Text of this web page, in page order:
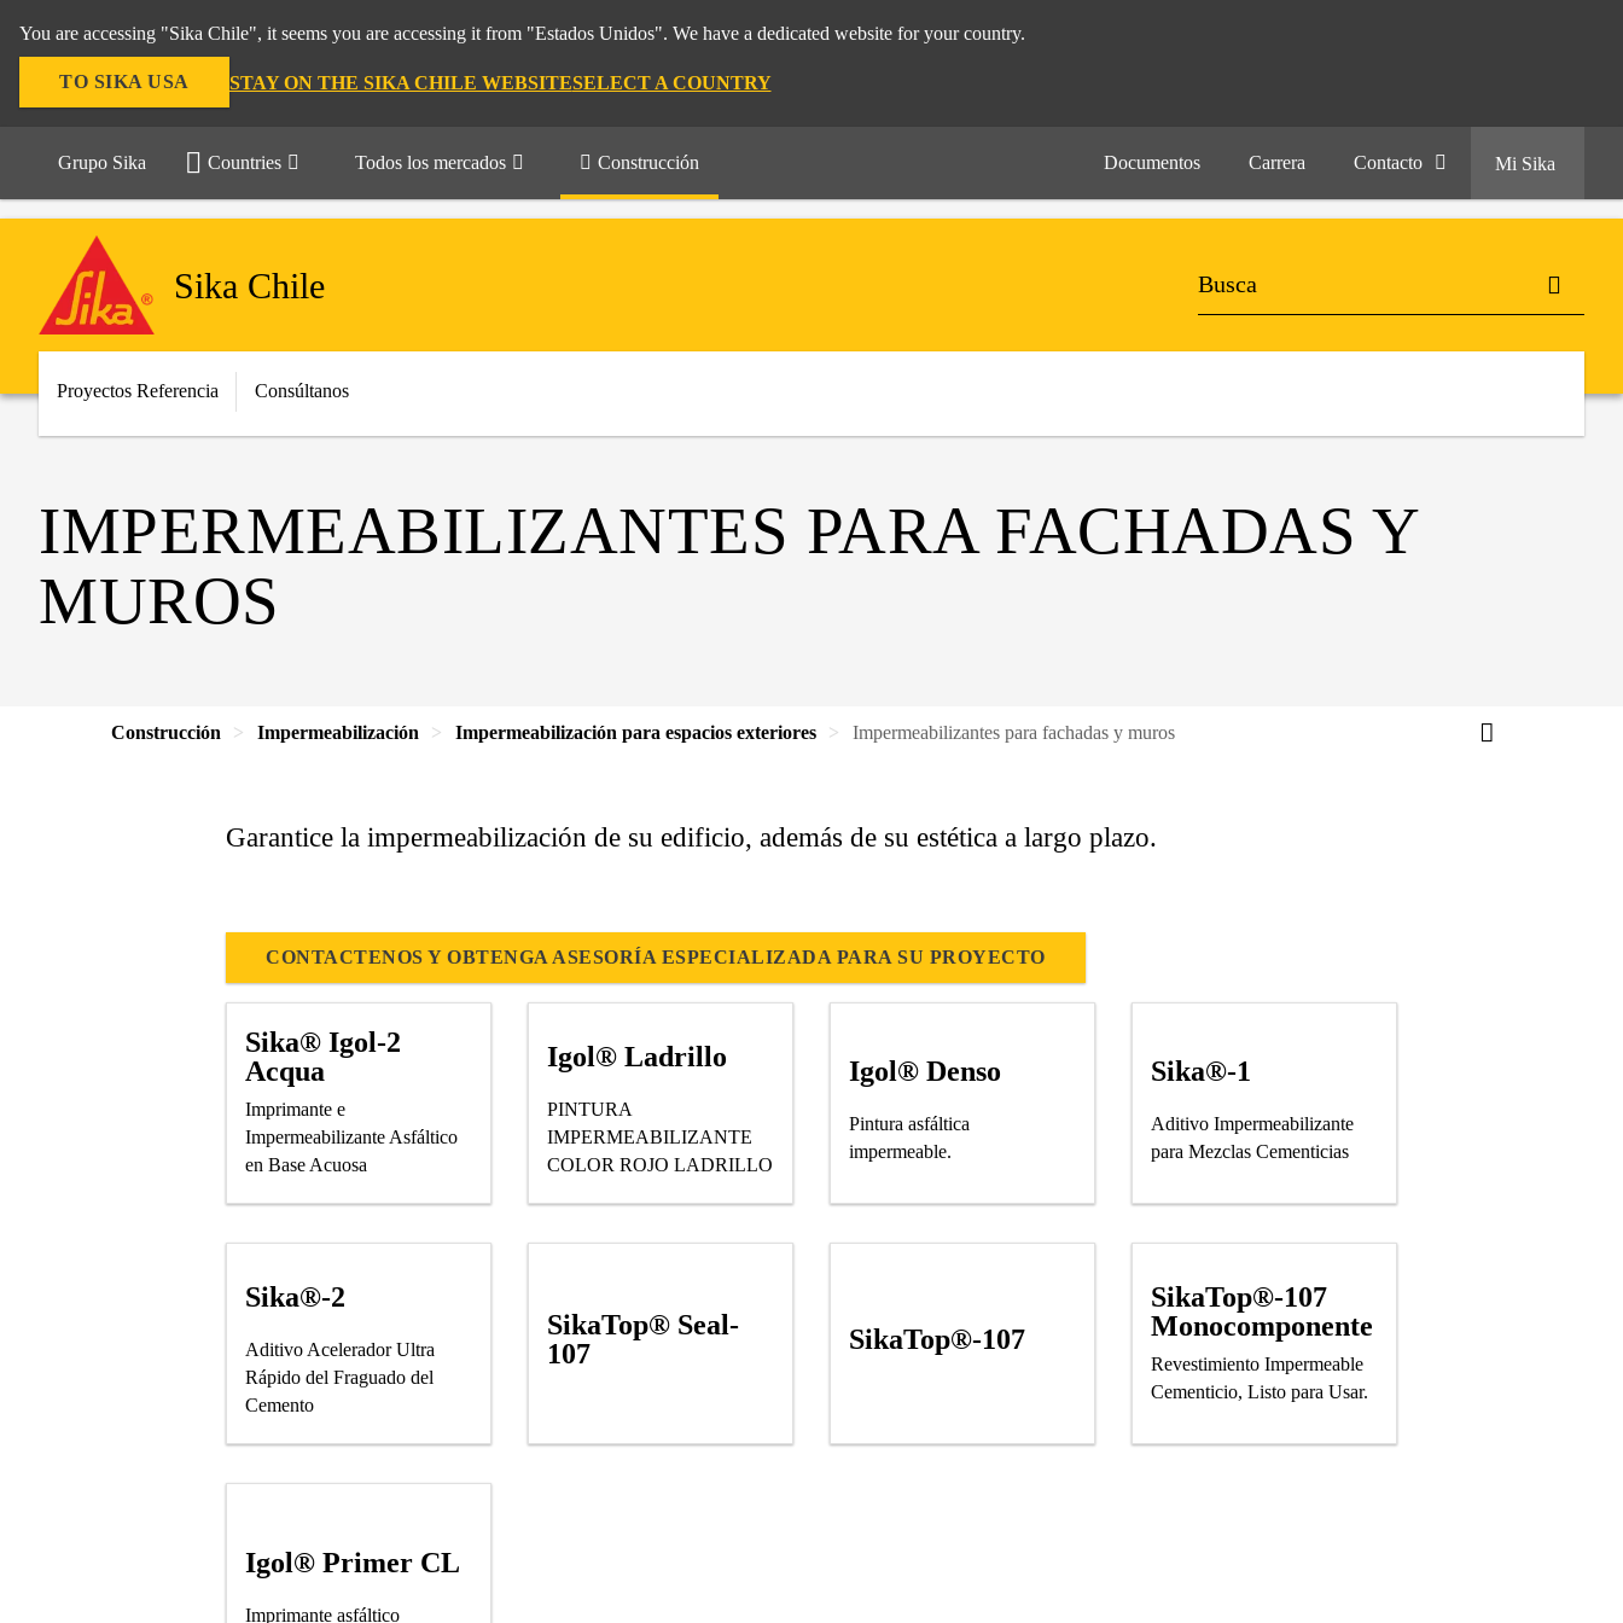
You are accessing "Sika Chile", it seems you are accessing it from "Estados Unidos". We have a dedicated website for your country.
TO SIKA USA STAY ON THE SIKA CHILE WEBSITESELECT A COUNTRY
Grupo Sika Countries Todos los mercados Construcción Documentos Carrera Contacto Mi Sika
Sika Chile
Proyectos Referencia Consúltanos
IMPERMEABILIZANTES PARA FACHADAS Y
MUROS
Construcción Impermeabilización Impermeabilización para espacios exteriores Impermeabilizantes para fachadas y muros
Garantice la impermeabilización de su edificio, además de su estética a largo plazo.
CONTACTENOS Y OBTENGA ASESORÍA ESPECIALIZADA PARA SU PROYECTO
Sika® Igol-2
Acqua
Imprimante e
Impermeabilizante Asfáltico
en Base Acuosa
Igol® Ladrillo
PINTURA
IMPERMEABILIZANTE
COLOR ROJO LADRILLO
Igol® Denso
Pintura asfáltica
impermeable.
Sika®-1
Aditivo Impermeabilizante
para Mezclas Cementicias
Sika®-2
Aditivo Acelerador Ultra
Rápido del Fraguado del
Cemento
SikaTop® Seal-
107
SikaTop®-107
SikaTop®-107
Monocomponente
Revestimiento Impermeable
Cementicio, Listo para Usar.
Igol® Primer CL
Imprimante asfáltico